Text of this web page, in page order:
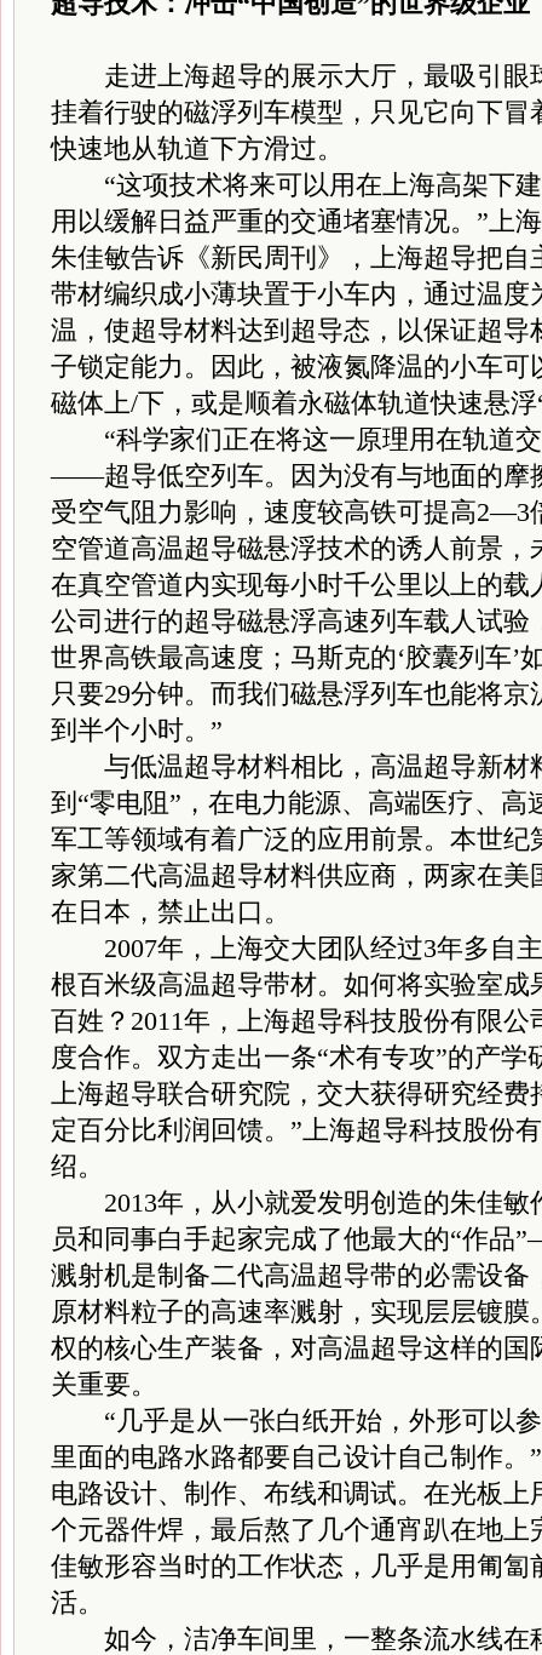
走进上海超导的展示大厅，最吸引眼
挂着行驶的磁浮列车模型，只见它向下冒
快速地从轨道下方滑过。
“这项技术将来可以用在上海高架下建
用以缓解日益严重的交通堵塞情况。”上
朱佳敏告诉《新民周刊》，上海超导把自
带材编织成小薄块置于小车内，通过温
温，使超导材料达到超导态，以保证超导
子锁定能力。因此，被液氮降温的小车可
磁体上/下，或是顺着永磁体轨道快速悬浮
“科学家们正在将这一原理用在轨道交
——超导低空列车。因为没有与地面的摩
受空气阻力影响，速度较高铁可提高2—3
空管道高温超导磁悬浮技术的诱人前景，
在真空管道内实现每小时千公里以上的载
公司进行的超导磁悬浮高速列车载人试验
世界高铁最高速度；马斯克的‘胶囊列车’
只要29分钟。而我们磁悬浮列车也能将
到半个小时。”
与低温超导材料相比，高温超导新材
到“零电阻”，在电力能源、高端医疗、高
军工等领域有着广泛的应用前景。本世纪
家第二代高温超导材料供应商，两家在美
在日本，禁止出口。
2007年，上海交大团队经过3年多自
根百米级高温超导带材。如何将实验室成
百姓？2011年，上海超导科技股份有限
度合作。双方走出一条“术有专攻”的产学
上海超导联合研究院，交大获得研究经费
定百分比利润回馈。”上海超导科技股份
绍。
2013年，从小就爱发明创造的朱佳敏
员和同事白手起家完成了他最大的“作
溅射机是制备二代高温超导带的必需设备
原材料粒子的高速率溅射，实现层层镀
权的核心生产装备，对高温超导这样的国
关重要。
“几乎是从一张白纸开始，外形可以参
里面的电路水路都要自己设计自己制作。
电路设计、制作、布线和调试。在光板上
个元器件焊，最后熬了几个通宵趴在地上
佳敏形容当时的工作状态，几乎是用匍匐
活。
如今，洁净车间里，一整条流水线在